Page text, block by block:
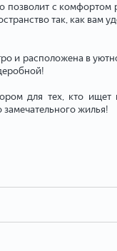
позволит с
так, как
и расположена в
для тех, кто
замечательного жилья!